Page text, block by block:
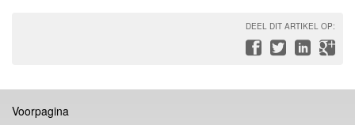
DEEL DIT ARTIKEL OP:
Voorpagina